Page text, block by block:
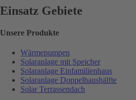
Einsatz Gebiete
Unsere Produkte
Wärmepumpen
Solaranlage mit Speicher
Solaranlage Einfamilienhaus
Solaranlage Doppelhaushälfte
Solar Terrassendach